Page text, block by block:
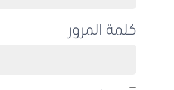
كلمة المرور